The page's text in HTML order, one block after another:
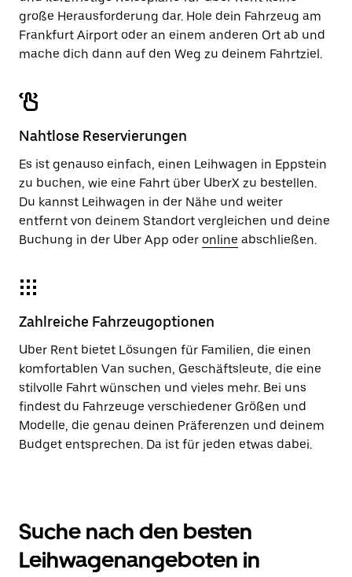
große Herausforderung dar. Hole dein Fahrzeug am
Frankfurt Airport oder an einem anderen Ort ab und
mache dich dann auf den Weg zu deinem Fahrtziel.
Nahtlose Reservierungen
Es ist genauso einfach, einen Leihwagen in Eppstein
zu buchen, wie eine Fahrt über UberX zu bestellen.
Du kannst Leihwagen in der Nähe und weiter
entfernt von deinem Standort vergleichen und deine
Buchung in der Uber App oder online abschließen.
Zahlreiche Fahrzeugoptionen
Uber Rent bietet Lösungen für Familien, die einen
komfortablen Van suchen, Geschäftsleute, die eine
stilvolle Fahrt wünschen und vieles mehr. Bei uns
findest du Fahrzeuge verschiedener Größen und
Modelle, die genau deinen Präferenzen und deinem
Budget entsprechen. Da ist für jeden etwas dabei.
Suche nach den besten
Leihwagenangeboten in